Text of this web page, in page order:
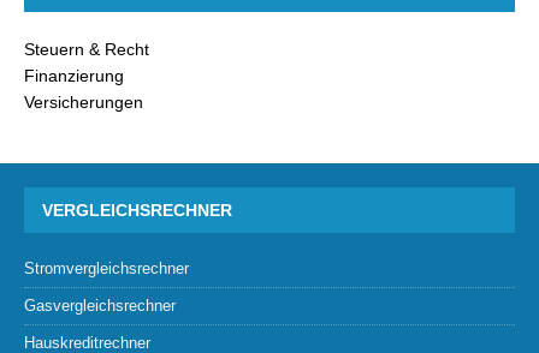
Steuern & Recht
Finanzierung
Versicherungen
VERGLEICHSRECHNER
Stromvergleichsrechner
Gasvergleichsrechner
Hauskreditrechner